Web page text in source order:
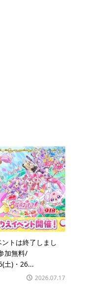
ントは終了しまし
加無料/
土)・26...
2026.07.17